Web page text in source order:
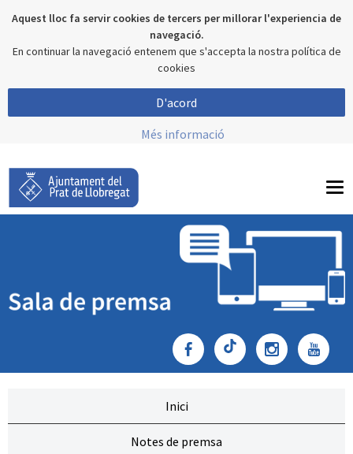
Aquest lloc fa servir cookies de tercers per millorar l'experiencia de
navegació.
En continuar la navegació entenem que s'accepta la nostra política de
cookies
D'acord
Més informació
Inici
Notes de premsa